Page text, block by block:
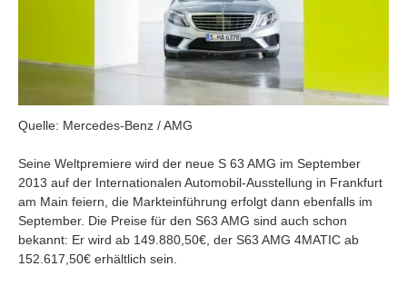
Quelle: Mercedes-Benz / AMG
Seine Weltpremiere wird der neue S 63 AMG im September
2013 auf der Internationalen Automobil-Ausstellung in Frankfurt
am Main feiern, die Markteinführung erfolgt dann ebenfalls im
September. Die Preise für den S63 AMG sind auch schon
bekannt: Er wird ab 149.880,50€, der S63 AMG 4MATIC ab
152.617,50€ erhältlich sein.